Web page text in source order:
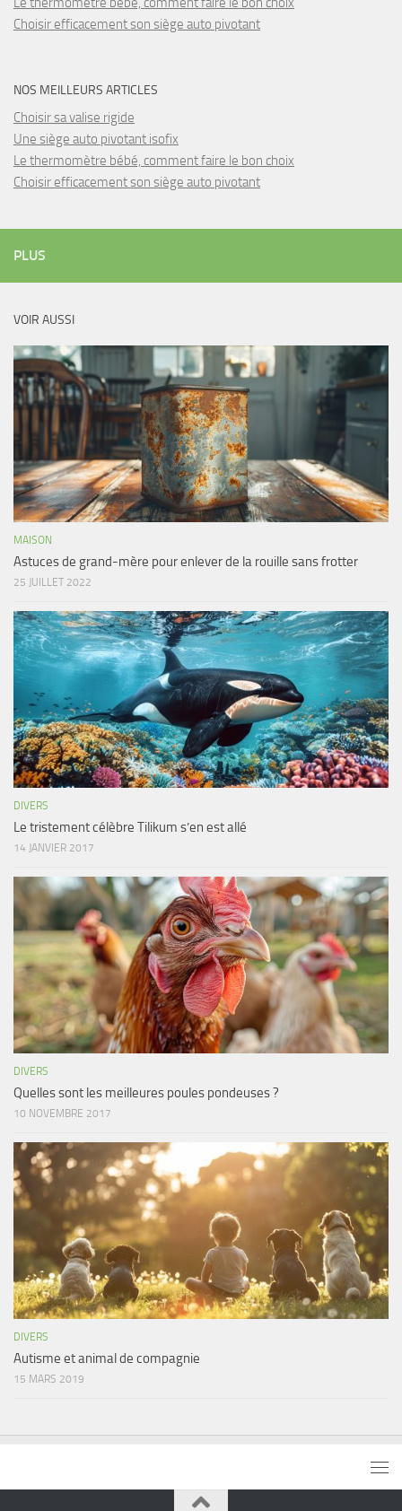
Choisir efficacement son siège auto pivotant
NOS MEILLEURS ARTICLES
Choisir sa valise rigide
Une siège auto pivotant isofix
Le thermomètre bébé, comment faire le bon choix
Choisir efficacement son siège auto pivotant
PLUS
VOIR AUSSI
MAISON
Astuces de grand-mère pour enlever de la rouille sans frotter
25 JUILLET 2022
DIVERS
Le tristement célèbre Tilikum s’en est allé
14 JANVIER 2017
DIVERS
Quelles sont les meilleures poules pondeuses ?
10 NOVEMBRE 2017
DIVERS
Autisme et animal de compagnie
15 MARS 2019